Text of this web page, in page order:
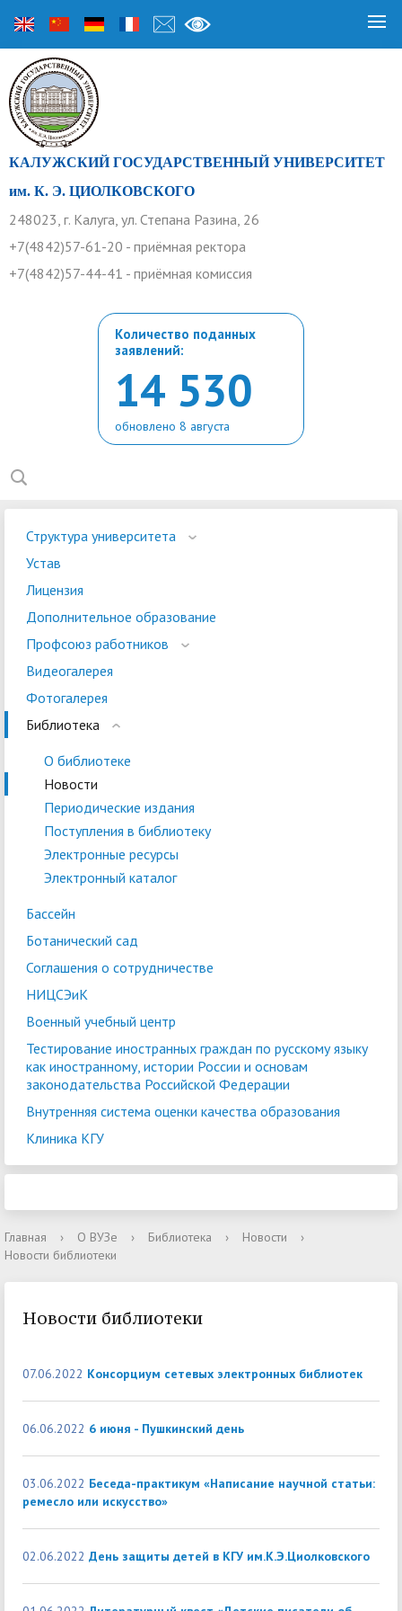
КАЛУЖСКИЙ ГОСУДАРСТВЕННЫЙ УНИВЕРСИТЕТ
им. К. Э. ЦИОЛКОВСКОГО
248023, г. Калуга, ул. Степана Разина, 26
+7(4842)57-61-20 - приёмная ректора
+7(4842)57-44-41 - приёмная комиссия
Количество поданных
заявлений:
14 530
обновлено 8 августа
Структура университета
Устав
Лицензия
Дополнительное образование
Профсоюз работников
Видеогалерея
Фотогалерея
Библиотека
О библиотеке
Новости
Периодические издания
Поступления в библиотеку
Электронные ресурсы
Электронный каталог
Бассейн
Ботанический сад
Соглашения о сотрудничестве
НИЦСЭиК
Военный учебный центр
Тестирование иностранных граждан по русскому языку
как иностранному, истории России и основам
законодательства Российской Федерации
Внутренняя система оценки качества образования
Клиника КГУ
Главная › О ВУЗе › Библиотека › Новости
›
Новости библиотеки
Новости библиотеки
07.06.2022 Консорциум сетевых электронных библиотек
06.06.2022 6 июня - Пушкинский день
03.06.2022 Беседа-практикум «Написание научной статьи:
ремесло или искусство»
02.06.2022 День защиты детей в КГУ им.К.Э.Циолковского